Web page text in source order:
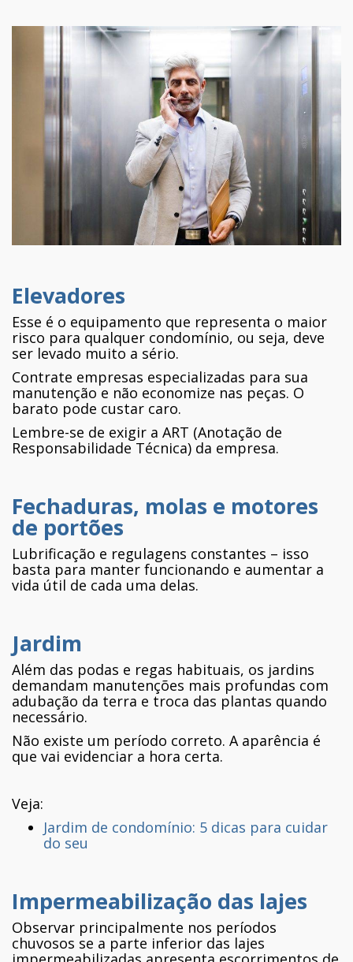
Elevadores
Esse é o equipamento que representa o maior
risco para qualquer condomínio, ou seja, deve
ser levado muito a sério.
Contrate empresas especializadas para sua
manutenção e não economize nas peças. O
barato pode custar caro.
Lembre-se de exigir a ART (Anotação de
Responsabilidade Técnica) da empresa.
Fechaduras, molas e motores
de portões
Lubrificação e regulagens constantes – isso
basta para manter funcionando e aumentar a
vida útil de cada uma delas.
Jardim
Além das podas e regas habituais, os jardins
demandam manutenções mais profundas com
adubação da terra e troca das plantas quando
necessário.
Não existe um período correto. A aparência é
que vai evidenciar a hora certa.
Veja:
Jardim de condomínio: 5 dicas para cuidar
do seu
Impermeabilização das lajes
Observar principalmente nos períodos
chuvosos se a parte inferior das lajes